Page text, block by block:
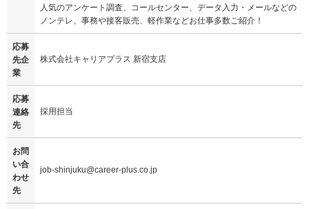
人気のアンケート調査、コールセンター、データ入力・メールなどの
ノンテレ、事務や接客販売、軽作業などお仕事多数ご紹介！
応募
先企
業
株式会社キャリアプラス 新宿支店
応募
連絡
先
採用担当
お問
い合
わせ
先
job-shinjuku@career-plus.co.jp